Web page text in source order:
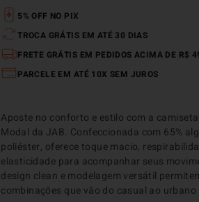
5% OFF NO PIX
TROCA GRÁTIS EM ATÉ 30 DIAS
FRETE GRÁTIS EM PEDIDOS ACIMA DE R$
PARCELE EM ATÉ 10X SEM JUROS
Aposte no conforto e estilo com a
Modal da JAB. Confeccionada com 65%
poliéster, oferece toque macio,
elasticidade para acompanhar seus
design clean e modelagem versátil
combinações que vão do casual ao urbano